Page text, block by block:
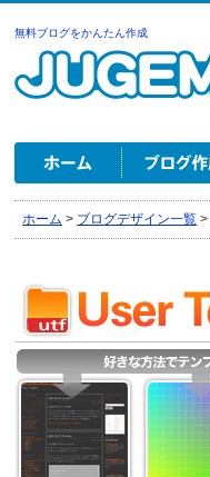
無料ブログをかんたん作成
ホーム > ブログデザイン一覧 >